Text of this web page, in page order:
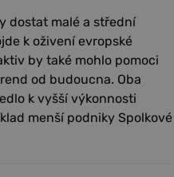
dostat malé a střední
k oživení evropské
by také mohlo pomoci
od budoucna. Oba
k vyšší výkonnosti
menší podniky Spolkové